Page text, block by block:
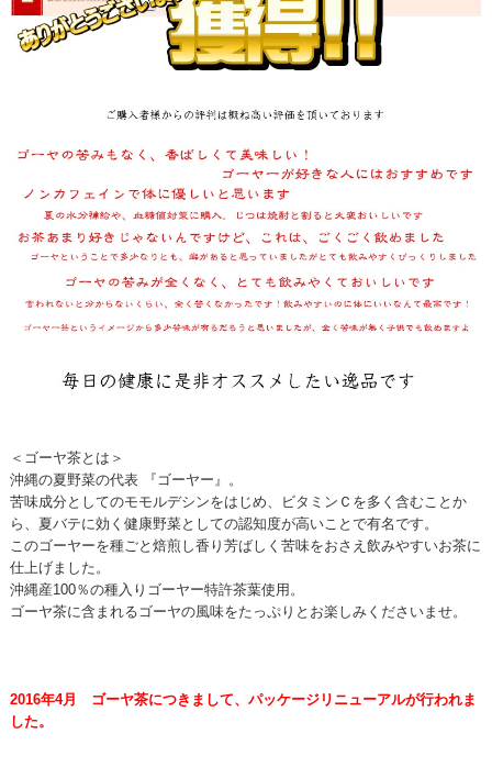
＜ゴーヤ茶とは＞
沖縄の夏野菜の代表 『ゴーヤー』。
苦味成分としてのモモルデシンをはじめ、ビタミンＣを多く含むことか
ら、夏バテに効く健康野菜としての認知度が高いことで有名です。
このゴーヤーを種ごと焙煎し香り芳ばしく苦味をおさえ飲みやすいお茶に
仕上げました。
沖縄産100％の種入りゴーヤー特許茶葉使用。
ゴーヤ茶に含まれるゴーヤの風味をたっぷりとお楽しみくださいませ。
2016年4月 ゴーヤ茶につきまして、パッケージリニューアルが行われま
した。